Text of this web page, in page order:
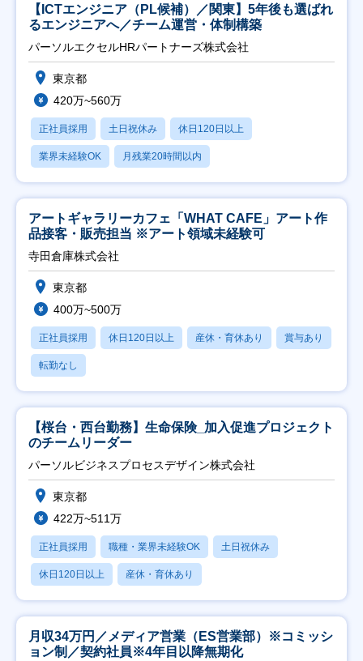
【ICTエンジニア（PL候補）／関東】5年後も選ばれ
るエンジニアへ／チーム運営・体制構築
パーソルエクセルHRパートナーズ株式会社
東京都
420万~560万
正社員採用 土日祝休み 休日120日以上
業界未経験OK 月残業20時間以内
アートギャラリーカフェ「WHAT CAFE」アート作
品接客・販売担当 ※アート領域未経験可
寺田倉庫株式会社
東京都
400万~500万
正社員採用 休日120日以上 産休・育休あり 賞与あり
転勤なし
【桜台・西台勤務】生命保険_加入促進プロジェクト
のチームリーダー
パーソルビジネスプロセスデザイン株式会社
東京都
422万~511万
正社員採用 職種・業界未経験OK 土日祝休み
休日120日以上 産休・育休あり
月収34万円／メディア営業（ES営業部）※コミッシ
ョン制／契約社員※4年目以降無期化